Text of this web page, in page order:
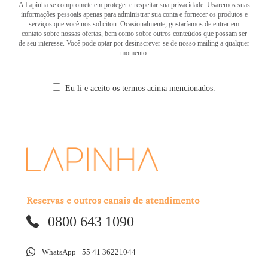
A Lapinha se compromete em proteger e respeitar sua privacidade. Usaremos suas
informações pessoais apenas para administrar sua conta e fornecer os produtos e
serviços que você nos solicitou. Ocasionalmente, gostaríamos de entrar em
contato sobre nossas ofertas, bem como sobre outros conteúdos que possam ser
de seu interesse. Você pode optar por desinscrever-se de nosso mailing a qualquer
momento.
Eu li e aceito os termos acima mencionados.
Reservas e outros canais de atendimento
0800 643 1090
WhatsApp +55 41 36221044